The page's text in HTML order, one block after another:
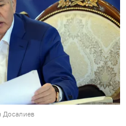
Досалиев